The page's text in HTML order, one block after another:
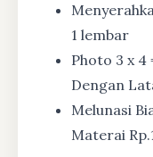
1 lembar
Photo 3 x 4
Dengan
Melunasi
Materai